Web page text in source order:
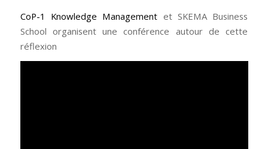
CoP-1 Knowledge Management et SKEMA Business
School organisent une conférence autour de cette
réflexion